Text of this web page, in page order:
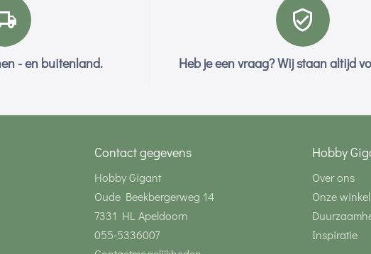
- en buitenland. Heb je een vraag? Wij staan altijd
Contact gegevens
Hobby Gigant
Oude Beekbergerweg 14
7331 HL Apeldoorn
055-5336007
Hobby
Over ons
Onze winkel
Inspiratie